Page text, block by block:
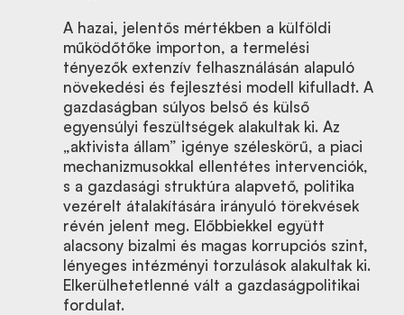
A hazai, jelentős mértékben a külföldi
működőtőke importon, a termelési
tényezők extenzív felhasználásán alapuló
növekedési és fejlesztési modell kifulladt. A
gazdaságban súlyos belső és külső
egyensúlyi feszültségek alakultak ki. Az
„aktivista állam” igénye széleskörű, a piaci
mechanizmusokkal ellentétes intervenciók,
s a gazdasági struktúra alapvető, politika
vezérelt átalakítására irányuló törekvések
révén jelent meg. Előbbiekkel együtt
alacsony bizalmi és magas korrupciós szint,
lényeges intézményi torzulások alakultak ki.
Elkerülhetetlenné vált a gazdaságpolitikai
fordulat.